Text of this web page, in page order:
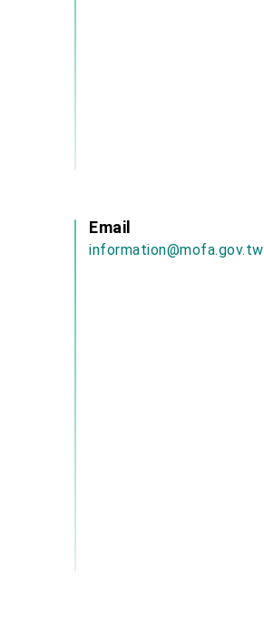
Email
information@mofa.gov.tw